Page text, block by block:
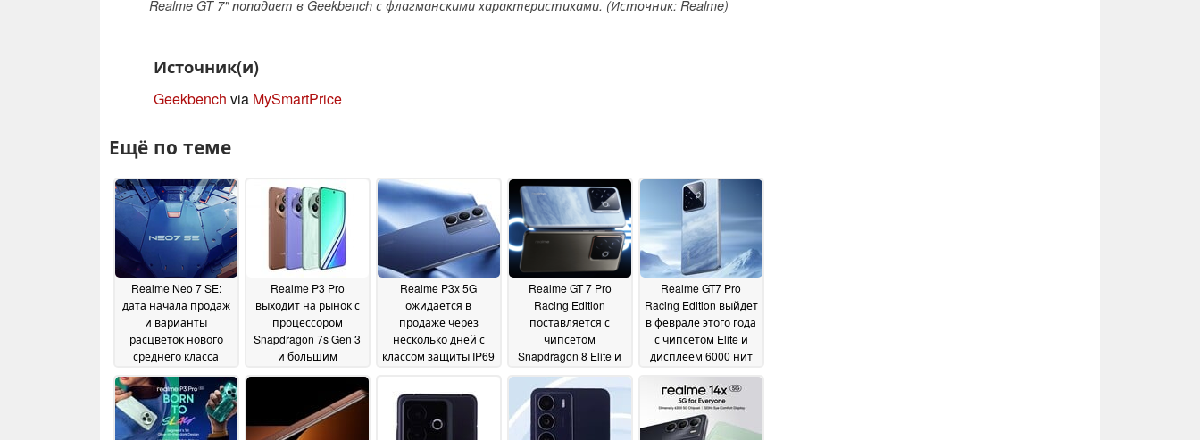
Realme GT 7" попадает в Geekbench с флагманскими характеристиками. (Источник: Realme)
Источник(и)
Geekbench via MySmartPrice
Ещё по теме
Realme Neo 7 SE:
дата начала продаж
и варианты
расцветок нового
среднего класса
звезда" раскрыта19
February 2025
Realme P3 Pro
выходит на рынок с
процессором
Snapdragon 7s Gen 3
и большим
19 February 2025
Realme P3x 5G
ожидается в
продаже через
несколько дней с
классом защиты IP69
6 000 мАч
15 February
Realme GT 7 Pro
Racing Edition
поставляется с
чипсетом
Snapdragon 8 Elite и
аккумулятором
емкостью 6 500 мАч
13 February 2025
Realme GT7 Pro
Racing Edition выйдет
в феврале этого года
с чипсетом Elite и
дисплеем 6000 нит
12 February 2025